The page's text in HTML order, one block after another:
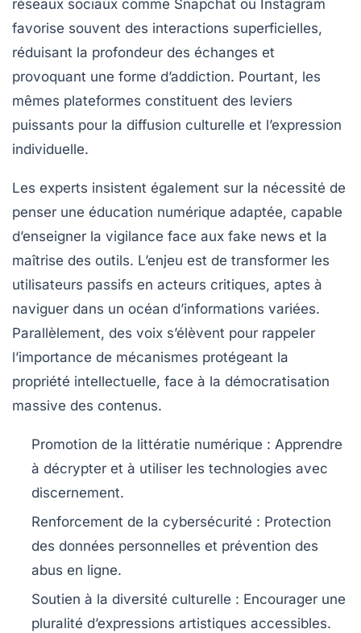
réseaux sociaux comme Snapchat ou Instagram
favorise souvent des interactions superficielles,
réduisant la profondeur des échanges et
provoquant une forme d’addiction. Pourtant, les
mêmes plateformes constituent des leviers
puissants pour la diffusion culturelle et l’expression
individuelle.
Les experts insistent également sur la nécessité de
penser une éducation numérique adaptée, capable
d’enseigner la vigilance face aux fake news et la
maîtrise des outils. L’enjeu est de transformer les
utilisateurs passifs en acteurs critiques, aptes à
naviguer dans un océan d’informations variées.
Parallèlement, des voix s’élèvent pour rappeler
l’importance de mécanismes protégeant la
propriété intellectuelle, face à la démocratisation
massive des contenus.
Promotion de la littératie numérique : Apprendre
à décrypter et à utiliser les technologies avec
discernement.
Renforcement de la cybersécurité : Protection
des données personnelles et prévention des
abus en ligne.
Soutien à la diversité culturelle : Encourager une
pluralité d’expressions artistiques accessibles.